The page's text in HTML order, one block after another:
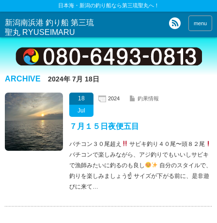
日本海・新潟の釣り船なら第三琉聖丸へ！
新潟南浜港 釣り船 第三琉
聖丸 RYUSEIMARU
menu
ARCHIVE 2024年 7月 18日
18
Jul
2024 釣果情報
７月１５日夜便五目
バチコン３０尾超え
サビキ釣り４０尾〜頭８２尾
バチコンで楽しみながら、アジ釣りでもいいしサビキ
で漁師みたいに釣るのも良し
自分のスタイルで、
釣りを楽しみましょう☝ サイズが下がる前に、是非遊
びに来て…